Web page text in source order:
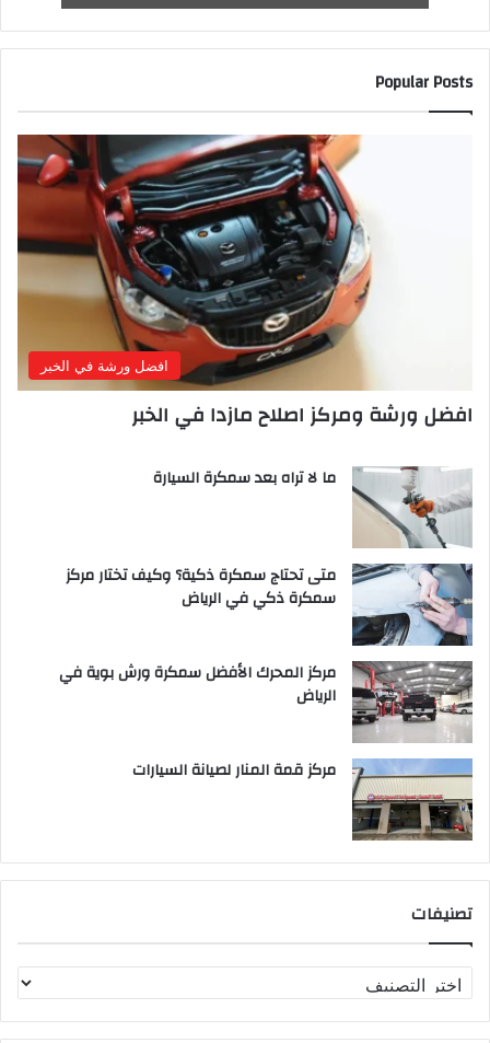
Popular Posts
افضل ورشة في الخبر
افضل ورشة ومركز اصلاح مازدا في الخبر
ما لا تراه بعد سمكرة السيارة
متى تحتاج سمكرة ذكية؟ وكيف تختار مركز
سمكرة ذكي في الرياض
مركز المحرك الأفضل سمكرة ورش بوية في
الرياض
مركز قمة المنار لصيانة السيارات
تصنيفات
ص
ن